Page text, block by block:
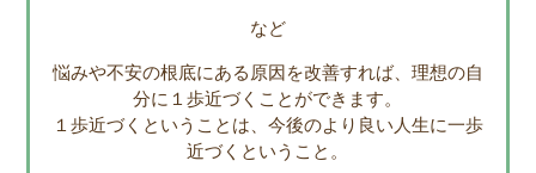
など
悩みや不安の根底にある原因を改善すれば、理想の自
分に１歩近づくことができます。
１歩近づくということは、今後のより良い人生に一歩
近づくということ。